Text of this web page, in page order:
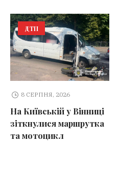
ДТП
8 СЕРПНЯ, 2026
На Київській у Вінниці
зіткнулися маршрутка
та мотоцикл